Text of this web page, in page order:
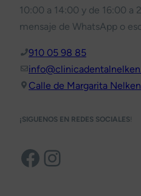
10:00 a 14:00 y de 16:00 a
mensaje de WhatsApp o
910 05 98 85
Calle de Margarita
¡SIGUENOS EN REDES SOCIALES!
Facebook
Instagram